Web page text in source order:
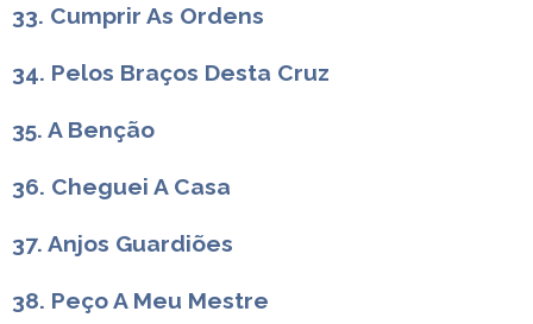
33. Cumprir As Ordens
34. Pelos Braços Desta Cruz
35. A Benção
36. Cheguei A Casa
37. Anjos Guardiões
38. Peço A Meu Mestre